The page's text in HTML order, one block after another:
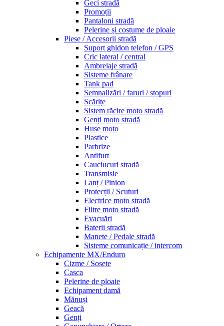
Geci stradă
Promoții
Pantaloni stradă
Pelerine și costume de ploaie
Piese / Accesorii stradă
Suport ghidon telefon / GPS
Cric lateral / central
Ambreiaje stradă
Sisteme frânare
Tank pad
Semnalizări / faruri / stopuri
Scărițe
Sistem răcire moto stradă
Genți moto stradă
Huse moto
Plastice
Parbrize
Antifurt
Cauciucuri stradă
Transmisie
Lanț / Pinion
Protecții / Scuturi
Electrice moto stradă
Filtre moto stradă
Evacuări
Baterii stradă
Manete / Pedale stradă
Sisteme comunicație / intercom
Echipamente MX/Enduro
Cizme / Sosete
Casca
Pelerine de ploaie
Echipament damă
Mănuși
Geacă
Genți